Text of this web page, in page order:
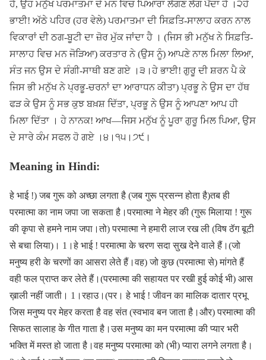
ਹੈ, ਉਹ ਮਨੁੱਖ ਪਰਮਾਤਮਾ ਦੇ ਮਨ ਵਿਚ ਪਿਆਰਾ ਲੱਗਣ ਲੱਗ ਪੈਂਦਾ ਹੈ ।੨ਹੇ
ਭਾਈ! ਅੱਠੇ ਪਹਿਰ (ਹਰ ਵੇਲੇ) ਪਰਮਾਤਮਾ ਦੀ ਸਿਫ਼ਤਿ-ਸਾਲਾਹ ਕਰਨ ਨਾਲ
ਵਿਕਾਰਾਂ ਦੀ ਠਗ-ਬੂਟੀ ਦਾ ਜ਼ੋਰ ਮੁੱਕ ਜਾਂਦਾ ਹੈ । (ਜਿਸ ਭੀ ਮਨੁੱਖ ਨੇ ਸਿਫ਼ਤਿ-
ਸਾਲਾਹ ਵਿਚ ਮਨ ਜੋੜਿਆ) ਕਰਤਾਰ ਨੇ (ਉਸ ਨੂੰ) ਆਪਣੇ ਨਾਲ ਮਿਲਾ ਲਿਆ,
ਸੰਤ ਜਨ ਉਸ ਦੇ ਸੰਗੀ-ਸਾਥੀ ਬਣ ਗਏ ।੩।ਹੇ ਭਾਈ! ਗੁਰੂ ਦੀ ਸ਼ਰਨ ਪੈ ਕੇ
ਜਿਸ ਭੀ ਮਨੁੱਖ ਨੇ ਪ੍ਰਭੂ-ਚਰਨਾਂ ਦਾ ਆਰਾਧਨ ਕੀਤਾ) ਪ੍ਰਭੂ ਨੇ ਉਸ ਦਾ ਹੱਥ
ਫੜ ਕੇ ਉਸ ਨੂੰ ਸਭ ਕੁਝ ਬਖ਼ਸ਼ ਦਿੱਤਾ, ਪ੍ਰਭੂ ਨੇ ਉਸ ਨੂੰ ਆਪਣਾ ਆਪ ਹੀ
ਮਿਲਾ ਦਿੱਤਾ । ਹੇ ਨਾਨਕ! ਆਖ—ਜਿਸ ਮਨੁੱਖ ਨੂੰ ਪੂਰਾ ਗੁਰੂ ਮਿਲ ਪਿਆ, ਉਸ
ਦੇ ਸਾਰੇ ਕੰਮ ਸਫਲ ਹੋ ਗਏ ।੪।੧੫।੭੯।
Meaning in Hindi:
हे भाई !) जब गुरू को अच्छा लगता है (जब गुरू प्रसन्न होता है)तब ही
परमात्मा का नाम जपा जा सकता है।परमात्मा ने मेहर की (गुरू मिलाया ! गुरू
की कृपा से हमने नाम जपा।तो) परमात्मा ने हमारी लाज रख ली (विष ठॅग बूटी
से बचा लिया)। 1।हे भाई ! परमात्मा के चरण सदा सुख देने वाले हैं।(जो
मनुष्य हरी के चरणों का आसरा लेते हैं।वह) जो कुछ (परमात्मा से) मांगते हैं
वही फल प्राप्त कर लेते हैं।(परमात्मा की सहायत पर रखी हुई कोई भी) आस
ख़ाली नहीं जाती। 1।रहाउ।(पर। हे भाई ! जीवन का मालिक दातार प्रभू
जिस मनुष्य पर मेहर करता है वह संत (स्वभाव बन जाता है।और) परमात्मा की
सिफत सालाह के गीत गाता है।उस मनुष्य का मन परमात्मा की प्यार भरी
भक्ति में मस्त हो जाता है।वह मनुष्य परमात्मा को (भी) प्यारा लगने लगता है।